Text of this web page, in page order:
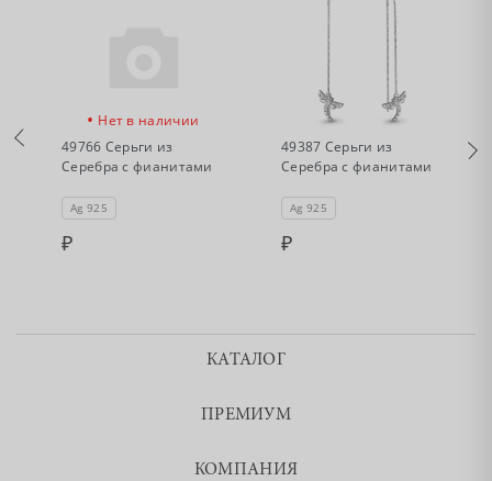
• Нет в наличии
49766 Серьги из
Серебра с фианитами
Ag 925
Нет в наличии
49387 Серьги из
Серебра с фианитами
Ag 925
КАТАЛОГ
ПРЕМИУМ
КОМПАНИЯ